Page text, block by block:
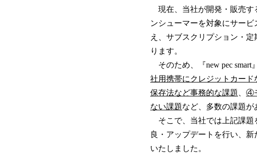
現在、当社が開発・販売す
ンシューマーを対象にサービ
え、サブスクリプション・
ります。
そのため、『new pec smart
社用携帯にクレジットカー
保存法など事務的な課題
④
ない課題など、多数の課題が
そこで、当社では上記課題
良・アップデートを行い、
いたしました。